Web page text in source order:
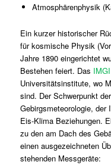
Atmosphärenphysik
Ein kurzer historischer
für kosmische Physik
Jahre 1890 eingerichtet
Bestehen feiert. Das IMGI
Universitätsinstitute, wo
sind. Der Schwerpunkt
Gebirgsmeteorologie, der
Eis-Klima Beziehungen.
zu den am Dach des
einen ausgezeichneten
stehenden Messgeräte: